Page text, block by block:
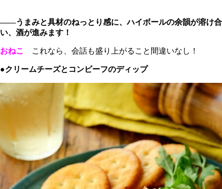
――うまみと具材のねっとり感に、ハイボールの余韻が溶け合
い、酒が進みます！
おねこ これなら、会話も盛り上がること間違いなし！
●クリームチーズとコンビーフのディップ